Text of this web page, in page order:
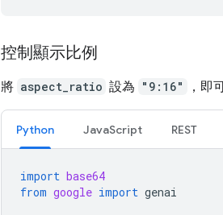
控制顯示比例
將 aspect_ratio 設為 "9:16" ，即
Python JavaScript REST
import base64
from google import genai